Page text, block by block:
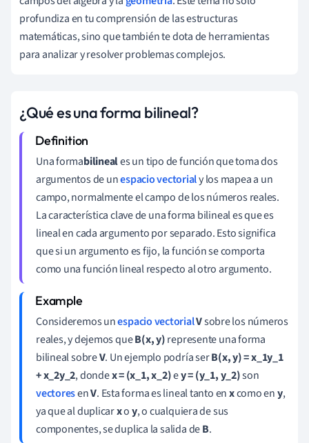
profundiza en tu comprensión de las estructuras
matemáticas, sino que también te dota de herramientas
para analizar y resolver problemas complejos.
¿Qué es una forma bilineal?
Una formabilineales un tipo de función que toma dos
argumentos de unespacio vectorialy los mapea a un
campo, normalmente el campo de los números reales.
La característica clave de una forma bilineal es que es
lineal en cada argumento por separado. Esto significa
que si un argumento es fijo, la función se comporta
como una función lineal respecto al otro argumento.
Consideremos unespacio vectorialVsobre los números
reales, y dejemos queB(x, y)represente una forma
bilineal sobreV. Un ejemplo podría serB(x, y) = x_1y_1
+ x_2y_2, dondex = (x_1, x_2)ey = (y_1, y_2)son
vectoresenV. Esta forma es lineal tanto enxcomo eny,
ya que al duplicarxoy, o cualquiera de sus
componentes, se duplica la salida deB.